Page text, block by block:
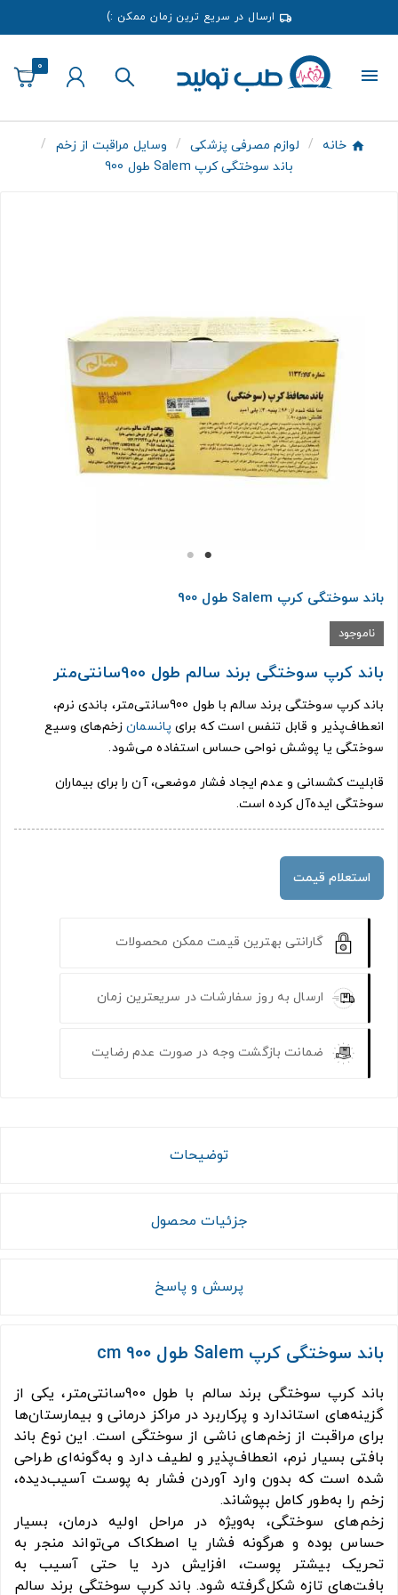
ارسال در سریع ترین زمان ممکن :)
0
خانه لوازم مصرفی پزشکی
وسایل مراقبت از زخم
باند سوختگی كرپ Salem طول 900
باند سوختگی كرپ Salem طول 900
ناموجود
باند كرپ سوختگی برند سالم طول 900سانتی‌متر
باند کرپ سوختگی برند سالم با طول 900سانتی‌متر، باندی نرم،
انعطاف‌پذیر و قابل تنفس است که برای پانسمانزخم‌های وسیع
سوختگی یا پوشش نواحی حساس استفاده می‌شود.
قابلیت کشسانی و عدم ایجاد فشار موضعی، آن را برای بیماران
سوختگی ایده‌آل کرده است.
استعلام قیمت
گارانتی بهترین قیمت ممکن محصولات
ارسال به روز سفارشات در سریعترین زمان
ضمانت بازگشت وجه در صورت عدم رضایت
توضیحات
جزئیات محصول
پرسش و پاسخ
باند سوختگی كرپ Salem طول 900 cm
باند کرپ سوختگی برند سالم با طول 900سانتی‌متر، یکی از
گزینه‌های استاندارد و پرکاربرد در مراکز درمانی و بیمارستان‌ها
برای مراقبت از زخم‌های ناشی از سوختگی است. این نوع باند
بافتی بسیار نرم، انعطاف‌پذیر و لطیف دارد و به‌گونه‌ای طراحی
شده است که بدون وارد آوردن فشار به پوست آسیب‌دیده،
زخم را به‌طور کامل بپوشاند.
زخم‌های سوختگی، به‌ویژه در مراحل اولیه درمان، بسیار
حساس بوده و هرگونه فشار یا اصطکاک می‌تواند منجر به
تحریک بیشتر پوست، افزایش درد یا حتی آسیب به
بافت‌های تازه شکل‌گرفته شود. باند کرپ سوختگی برند سالم